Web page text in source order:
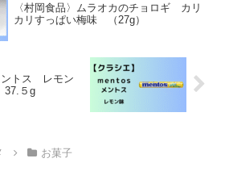
〈村岡食品〉ムラオカのチョロギ カリ
カリすっぱい梅味 （27g）
ントス レモン
37.５g
お菓子